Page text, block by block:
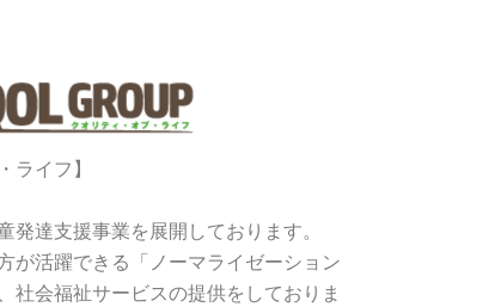
ライフ】
発達支援事業を展開しております。
が活躍できる「ノーマライゼーション
社会福祉サービスの提供をしておりま